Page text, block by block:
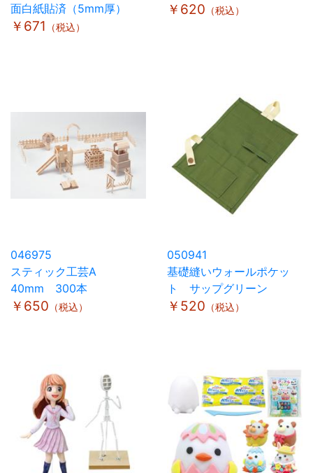
面白紙貼済（5mm厚）
￥671 （税込）
￥620 （税込）
046975
スティック工芸A
40mm 300本
￥650 （税込）
050941
基礎縫いウォールポケッ
ト サップグリーン
￥520 （税込）